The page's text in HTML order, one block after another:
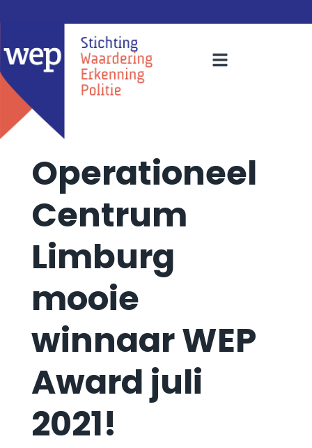
Operationeel
Centrum
Limburg
mooie
winnaar WEP
Award juli
2021!